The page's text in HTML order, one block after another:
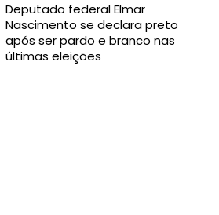
Deputado federal Elmar
Nascimento se declara preto
após ser pardo e branco nas
últimas eleições